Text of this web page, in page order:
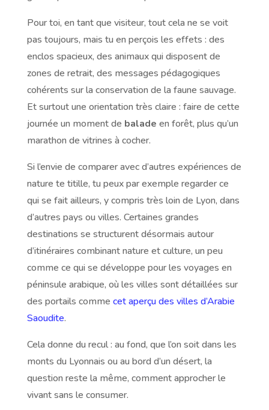
Pour toi, en tant que visiteur, tout cela ne se voit
pas toujours, mais tu en perçois les effets : des
enclos spacieux, des animaux qui disposent de
zones de retrait, des messages pédagogiques
cohérents sur la conservation de la faune sauvage.
Et surtout une orientation très claire : faire de cette
journée un moment de balade en forêt, plus qu’un
marathon de vitrines à cocher.
Si l’envie de comparer avec d’autres expériences de
nature te titille, tu peux par exemple regarder ce
qui se fait ailleurs, y compris très loin de Lyon, dans
d’autres pays ou villes. Certaines grandes
destinations se structurent désormais autour
d’itinéraires combinant nature et culture, un peu
comme ce qui se développe pour les voyages en
péninsule arabique, où les villes sont détaillées sur
des portails comme cet aperçu des villes d’Arabie
Saoudite.
Cela donne du recul : au fond, que l’on soit dans les
monts du Lyonnais ou au bord d’un désert, la
question reste la même, comment approcher le
vivant sans le consumer.